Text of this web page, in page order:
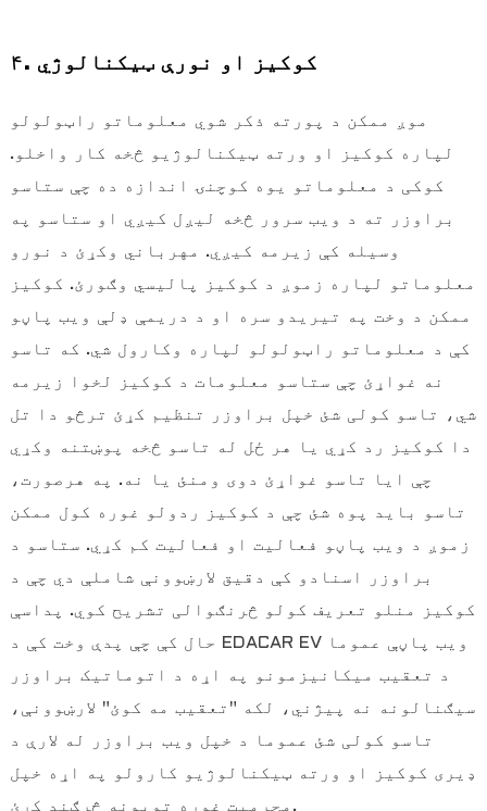
۴. کوکیز او نورې ټیکنالوژي
موږ ممکن د پورته ذکر شوي معلوماتو راټولولو
لپاره کوکیز او ورته ټیکنالوژیو څخه کار واخلو.
کوکی د معلوماتو یوه کوچنۍ اندازه ده چې ستاسو
براوزر ته د ویب سرور څخه لیږل کیږي او ستاسو په
وسیله کې زیرمه کیږي. مهرباني وکړئ د نورو
معلوماتو لپاره زموږ د کوکیز پالیسي وګورئ. کوکیز
ممکن د وخت په تیریدو سره او د دریمې ډلې ویب پاڼو
کې د معلوماتو راټولولو لپاره وکارول شي. که تاسو
نه غواړئ چې ستاسو معلومات د کوکیز لخوا زیرمه
شي، تاسو کولی شئ خپل براوزر تنظیم کړئ ترڅو دا تل
دا کوکیز رد کړي یا هر ځل له تاسو څخه پوښتنه وکړي
چې ایا تاسو غواړئ دوی ومنئ یا نه. په هرصورت،
تاسو باید پوه شئ چې د کوکیز ردولو غوره کول ممکن
زموږ د ویب پاڼو فعالیت او فعالیت کم کړي. ستاسو د
براوزر اسنادو کې دقیق لارښوونې شاملې دي چې د
کوکیز منلو تعریف کولو څرنګوالی تشریح کوي. پداسې
حال کې چې پدې وخت کې د EDACAR EV ویب پاڼې عموما
د تعقیب میکانیزمونو په اړه د اتوماتیک براوزر
سیګنالونه نه پیژني، لکه "تعقیب مه کوئ" لارښوونې،
تاسو کولی شئ عموما د خپل ویب براوزر له لارې د
ډیری کوکیز او ورته ټیکنالوژیو کارولو په اړه خپل
محرمیت غوره توبونه څرګند کړئ.